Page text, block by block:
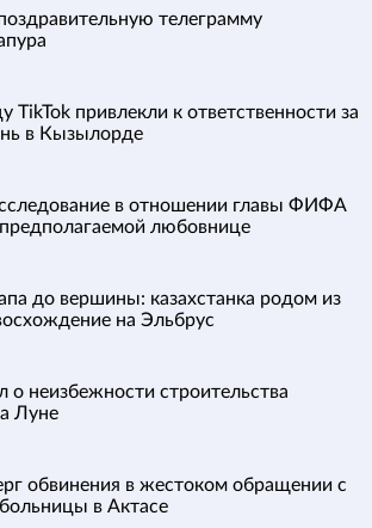
телеграмму
TikTok привлекли к ответственности за
в Кызылорде
в отношении главы ФИФА
любовнице
до вершины: казахстанка родом из
на Эльбрус
о неизбежности строительства
Луне
обвинения в жестоком обращении с
в Актасе